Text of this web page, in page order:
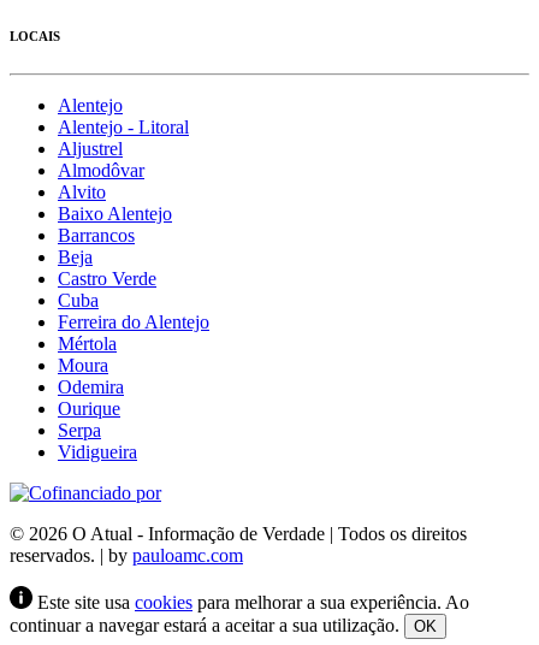
LOCAIS
Alentejo
Alentejo - Litoral
Aljustrel
Almodôvar
Alvito
Baixo Alentejo
Barrancos
Beja
Castro Verde
Cuba
Ferreira do Alentejo
Mértola
Moura
Odemira
Ourique
Serpa
Vidigueira
© 2026 O Atual - Informação de Verdade | Todos os direitos
reservados. | by pauloamc.com
Este site usa cookies para melhorar a sua experiência. Ao
continuar a navegar estará a aceitar a sua utilização.
OK